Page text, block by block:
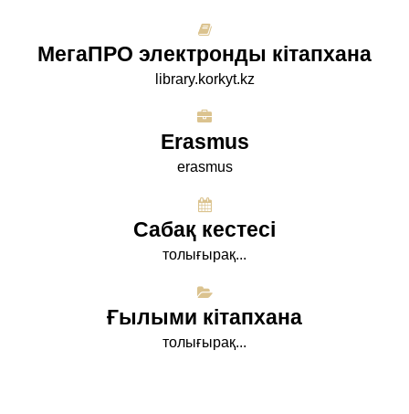
МегаПРО электронды кітапхана
library.korkyt.kz
Erasmus
erasmus
Сабақ кестесі
толығырақ...
Ғылыми кітапхана
толығырақ...